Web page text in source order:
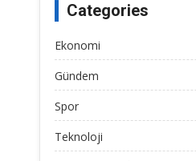
Categories
Ekonomi
Gündem
Spor
Teknoloji